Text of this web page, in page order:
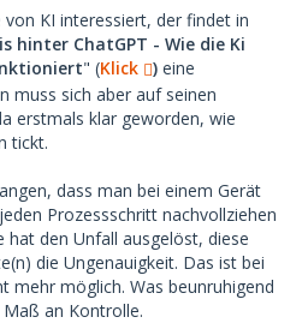
KI interessiert, der findet in
hinter ChatGPT - Wie die Ki
" (Klick ) eine
muss sich aber auf seinen
erstmals klar geworden, wie
tickt.
dass man bei einem Gerät
Prozessschritt nachvollziehen
hat den Unfall ausgelöst, diese
die Ungenauigkeit. Das ist bei
mehr möglich. Was beunruhigend
an Kontrolle.